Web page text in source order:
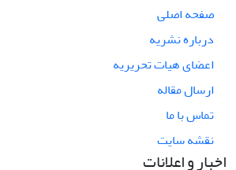
صفحه اصلی
درباره نشریه
اعضای هیات تحریریه
ارسال مقاله
تماس با ما
نقشه سایت
اخبار و اعلانات